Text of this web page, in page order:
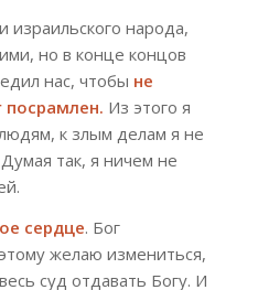
израильского народа,
но в конце концов
нас, чтобы не
посрамлен. Из этого я
к злым делам я не
так, я ничем не
сердце. Бог
желаю измениться,
суд отдавать Богу. И